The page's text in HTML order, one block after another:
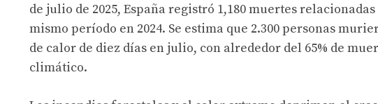
de julio de 2025, España registró 1,180 muertes
mismo período en 2024. Se estima que 2.300 personas
de calor de diez días en julio, con alrededor del 65% de
climático.